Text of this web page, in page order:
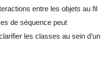
entre les objets au fil
de séquence peut
les classes au sein d’un